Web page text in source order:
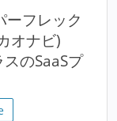
ーフレック
オナビ)
のSaaSプ